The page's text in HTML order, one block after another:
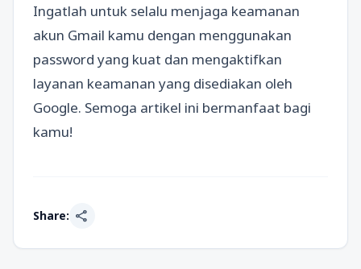
Ingatlah untuk selalu menjaga keamanan
akun Gmail kamu dengan menggunakan
password yang kuat dan mengaktifkan
layanan keamanan yang disediakan oleh
Google. Semoga artikel ini bermanfaat bagi
kamu!
Share: share